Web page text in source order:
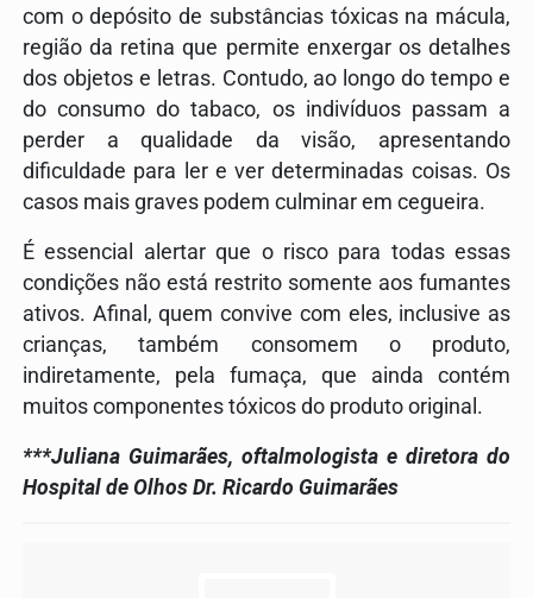
com o depósito de substâncias tóxicas na mácula,
região da retina que permite enxergar os detalhes
dos objetos e letras. Contudo, ao longo do tempo e
do consumo do tabaco, os indivíduos passam a
perder a qualidade da visão, apresentando
dificuldade para ler e ver determinadas coisas. Os
casos mais graves podem culminar em cegueira.
É essencial alertar que o risco para todas essas
condições não está restrito somente aos fumantes
ativos. Afinal, quem convive com eles, inclusive as
crianças, também consomem o produto,
indiretamente, pela fumaça, que ainda contém
muitos componentes tóxicos do produto original.
***Juliana Guimarães, oftalmologista e diretora do
Hospital de Olhos Dr. Ricardo Guimarães